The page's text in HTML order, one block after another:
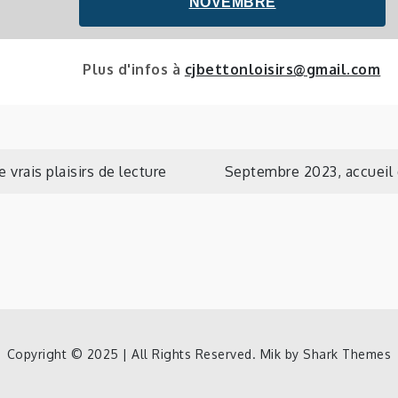
Plus d'infos à cjbettonloisirs@gmail.com
vrais plaisirs de lecture Septembre 2023,
Copyright © 2025 | All Rights Reserved. Mik by Shark Themes